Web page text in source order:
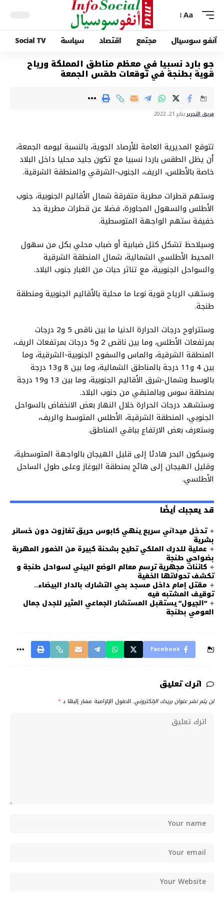
Aa
أنفو سوسيال مجتمع اقتصاد سياسة Social TV
جو بارد نسبيا في معظم مناطق المملكة ورياح
قوية بطنجة في توقعات طقس الجمعة
فريق التحريريناير 21, 2022
تتوقع المديرية العامة للأرصاد الجوية، بالنسبة ليومه الجمعة،
أن يظل الطقس باردا نسبيا مع تكون جليد محليا داخل البلاد
خاصة بالأطلس، الريف، الجنوب-الشرقي والمنطقة الشرقية.
وستهم قطرات مطرية متفرقة شمال الأقاليم الجنوبية، جنوب
الأطلس والسهول المجاورة، فضلا عن قطرات مطرية جد
خفيفة ستهم الواجهة المتوسطية.
وسيلاحظ تشكل كتل ضبابية أو ضباب محلي بكل من سهول
المحيط الأطلسي الشمالية، شمال المنطقة الشرقية
والسواحل الجنوبية، مع تناثر حبات من الغبار جنوب البلاد.
وستهب الرياح قوية نوعا ما محلية بالأقاليم الجنوبية ومنطقة
طنجة.
وستتراوح درجات الحرارة الدنيا ما بين ناقص 5 و2 درجات
بمرتفعات الأطلس، وما بين ناقص 2 و5 درجات بمرتفعات الريف،
المنطقة الشرقية، والماس والسفوح الجنوبية-الشرقية، وما
بين 4 و11 درجة بالمناطق الشمالية، وما بين 8 و13 درجة
بالوسط وشمال-شرق الأقاليم الجنوبية، وما بين 13 و19 درجة
بمنطقة سوس وبالمتبقي من جنوب البلاد.
وستشهد درجات الحرارة خلال النهار بعض الانخفاض بالسواحل
الجنوبي، المنطقة الشرقية، الأطلس المتوسط والريف،
وستعرف بعض الارتفاع بباقي المناطق.
وسيكون البحر هادئا إلى قليل الهيجان بالواجهة المتوسطية،
وقليل الهيجان إلى هائج بمنطقة البوغاز وعلى طول الساحل
الأطلسي.
قد يعجبك أيضًا
تدخل ميداني سريع ينهي كابوس حريق تغازوت دون خسائر
بشرية
عملية للدرك الملكي تطيح بشحنة كبيرة من الخمور المهربة
بضواحي طنجة
كائنات مجهرية ترسم معالم الوضع البيئي لسواحل طنجة و
تكشف تحولاتها الخفية
مقتل إمام داخل مسجد بحي التشارك بالدار البيضاء..
توقيف المشتبه فيه
“الجيول” يستقبل المستشار الجماعي المثير للجدل جمال
العومي بطنجة
Facebook
اترك تعليق
لن يتم نشر عنوان بريدك الإلكتروني. الحقول الإلزامية مشار إليها بـ *